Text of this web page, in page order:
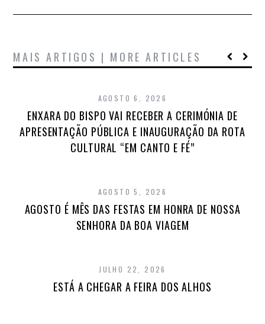
MAIS ARTIGOS | MORE ARTICLES
AGOSTO 6, 2026
ENXARA DO BISPO VAI RECEBER A CERIMÓNIA DE
APRESENTAÇÃO PÚBLICA E INAUGURAÇÃO DA ROTA
CULTURAL “EM CANTO E FÉ”
AGOSTO 5, 2026
AGOSTO É MÊS DAS FESTAS EM HONRA DE NOSSA
SENHORA DA BOA VIAGEM
JULHO 22, 2026
ESTÁ A CHEGAR A FEIRA DOS ALHOS